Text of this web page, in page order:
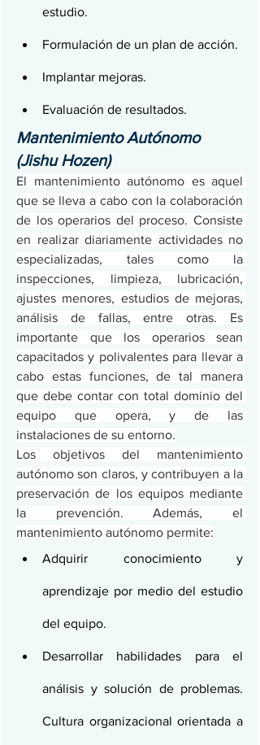
estudio.
Formulación de un plan de acción.
Implantar mejoras.
Evaluación de resultados.
Mantenimiento Autónomo
(Jishu Hozen)
El mantenimiento autónomo es aquel
que se lleva a cabo con la colaboración
de los operarios del proceso. Consiste
en realizar diariamente actividades no
especializadas, tales como la
inspecciones, limpieza, lubricación,
ajustes menores, estudios de mejoras,
análisis de fallas, entre otras. Es
importante que los operarios sean
capacitados y polivalentes para llevar a
cabo estas funciones, de tal manera
que debe contar con total dominio del
equipo que opera, y de las
instalaciones de su entorno.
Los objetivos del mantenimiento
autónomo son claros, y contribuyen a la
preservación de los equipos mediante
la prevención. Además, el
mantenimiento autónomo permite:
Adquirir conocimiento y
aprendizaje por medio del estudio
del equipo.
Desarrollar habilidades para el
análisis y solución de problemas.
Cultura organizacional orientada a